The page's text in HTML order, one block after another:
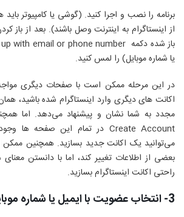
برنامه را نصب و اجرا کنید. (گوشی یا کامپیوتر باید
از اینستاگرام به اینترنت وصل باشند). بعد از باز
باز شده دکمه with email or phone number
یا شماره موبایل) را لمس کنید.
در این مرحله ممکن است با صفحات دیگری مواجه
اکانت های دیگری وارد اینستاگرام شده باشید،
مجدد به شما نشان و پیشنهاد می‌دهد. اما
Create Account در تمام این صفحه ها
می‌توانید یک اکانت جدید بسازید. همچنین
بعضی از اطلاعات تغییر کند، اما با دانستن
راحتی اکانت اینستاگرام بسازید.
3- انتخاب عضویت با ایمیل یا شماره موبایل